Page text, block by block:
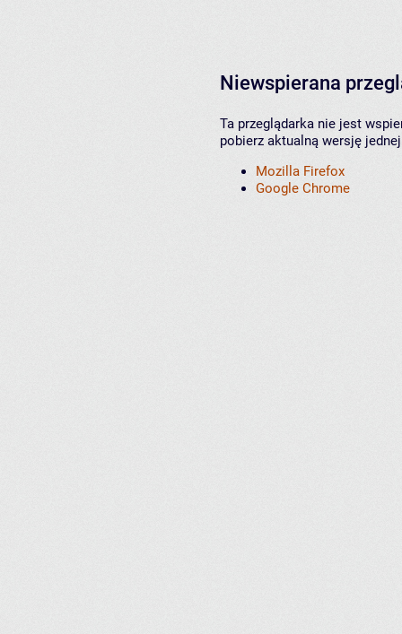
Niewspierana
Ta przeglądarka nie jest
pobierz aktualną wersję
Mozilla Firefox
Google Chrome